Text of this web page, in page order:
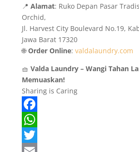
📍 Alamat: Ruko Depan Pasar
Orchid,
Jl. Harvest City Boulevard No.19,
Jawa Barat 17320
🌐Order Online: valdalaundry.com
🧺 Valda Laundry – Wangi Tahan
Memuaskan!
Sharing is Caring
F
aW